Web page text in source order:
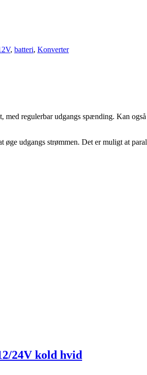
, batteri, Konverter
regulerbar udgangs spænding. Kan
udgangs strømmen. Det er muligt at
24V kold hvid